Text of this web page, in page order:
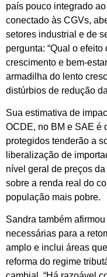
país pouco integrado
conectado às CGVs,
setores industrial e de
pergunta: “Qual o
crescimento e bem-
armadilha do lento
distúrbios de redução
Sua estimativa de
OCDE, no BM e SAE é
protegidos tenderão a
liberalização de
nível geral de preços
sobre a renda real do
população mais pobre.
Sandra também
necessárias para a
amplo e inclui áreas
reforma do regime